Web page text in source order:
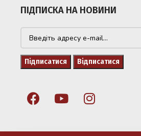
ПІДПИСКА НА НОВИНИ